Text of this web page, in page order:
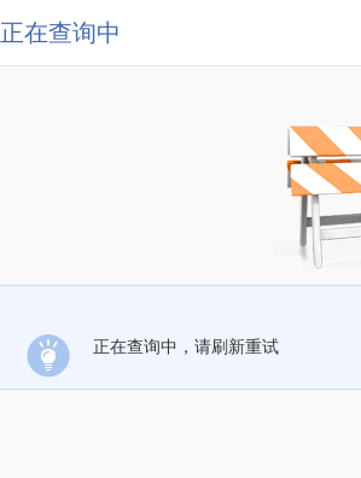
正在查询中
正在查询中，请刷新重试